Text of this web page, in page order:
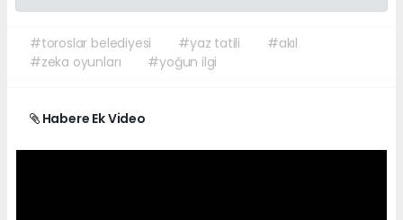
#toroslar belediyesi #yaz tatili
#akıl
#zeka oyunları
#yoğun ilgi
Habere Ek Video